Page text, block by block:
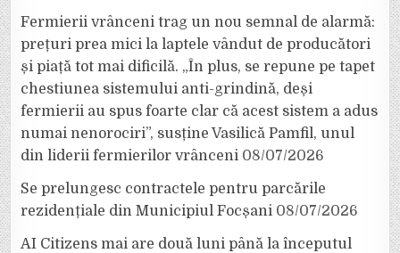
Fermierii vrânceni trag un nou semnal de alarmă:
prețuri prea mici la laptele vândut de producători
și piață tot mai dificilă. „În plus, se repune pe tapet
chestiunea sistemului anti-grindină, deși
fermierii au spus foarte clar că acest sistem a adus
numai nenorociri”, susține Vasilică Pamfil, unul
din liderii fermierilor vrânceni 08/07/2026
Se prelungesc contractele pentru parcările
rezidențiale din Municipiul Focșani 08/07/2026
AI Citizens mai are două luni până la începutul